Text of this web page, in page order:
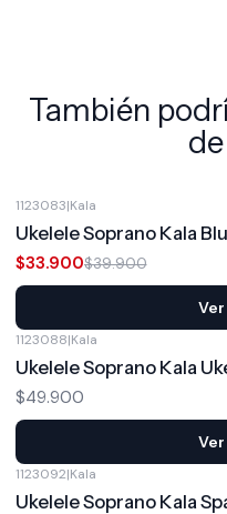
También
1123083|Kala
Ukelele Soprano Kala
$33.900$39.900
1123088|Kala
Ukelele Soprano Kala
$49.900
1123092|Kala
Ukelele Soprano Kala